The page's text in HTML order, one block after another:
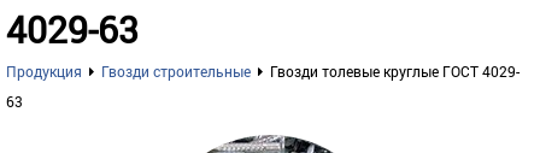
4029-63
Продукция Гвозди строительные
Гвозди толевые круглые ГОСТ 4029-
63